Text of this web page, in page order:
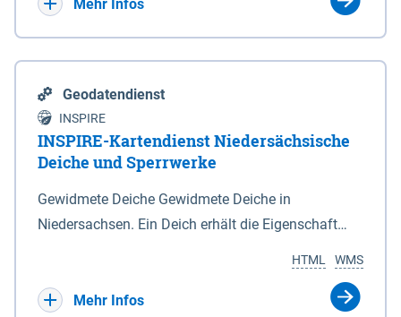
Mehr Infos
Geodatendienst
INSPIRE
INSPIRE-Kartendienst Niedersächsische
Deiche und Sperrwerke
Gewidmete Deiche Gewidmete Deiche in
Niedersachsen. Ein Deich erhält die Eigenschaft
Deichbehörde durch Verordnung ausspricht. Für
WMS
HTML
Mehr Infos